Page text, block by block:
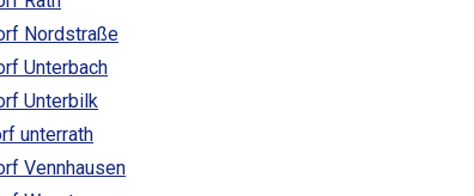
Nordstraße
Unterbach
Unterbilk
unterrath
Vennhausen